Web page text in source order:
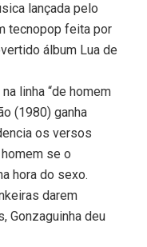
lançada pelo
tecnopop feita por
álbum Lua de
linha “de homem
(1980) ganha
os versos
se o
hora do sexo.
darem
Gonzaguinha deu